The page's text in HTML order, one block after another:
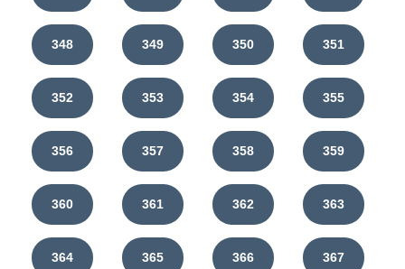
348 349 350 351
352 353 354 355
356 357 358 359
360 361 362 363
364 365 366 367